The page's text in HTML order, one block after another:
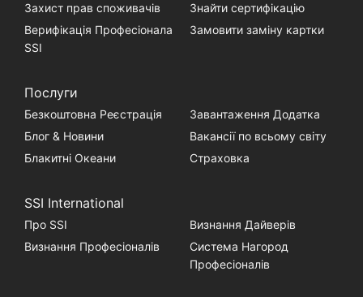
Захист прав споживачів
Знайти сертифікацію
Верифікація Професіонала
SSI
Замовити заміну картки
Послуги
Безкоштовна Реєстрація
Завантаження Додатка
Блог & Новини
Вакансії по всьому світу
Блакитні Океани
Страховка
SSI International
Про SSI
Визнання Дайверів
Визнання Професіоналів
Система Нагород
Професіоналів